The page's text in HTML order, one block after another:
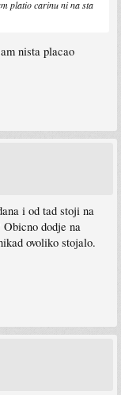
platio carinu ni na sta
nista placao
i od tad stoji na
dodje na
ovoliko stojalo.